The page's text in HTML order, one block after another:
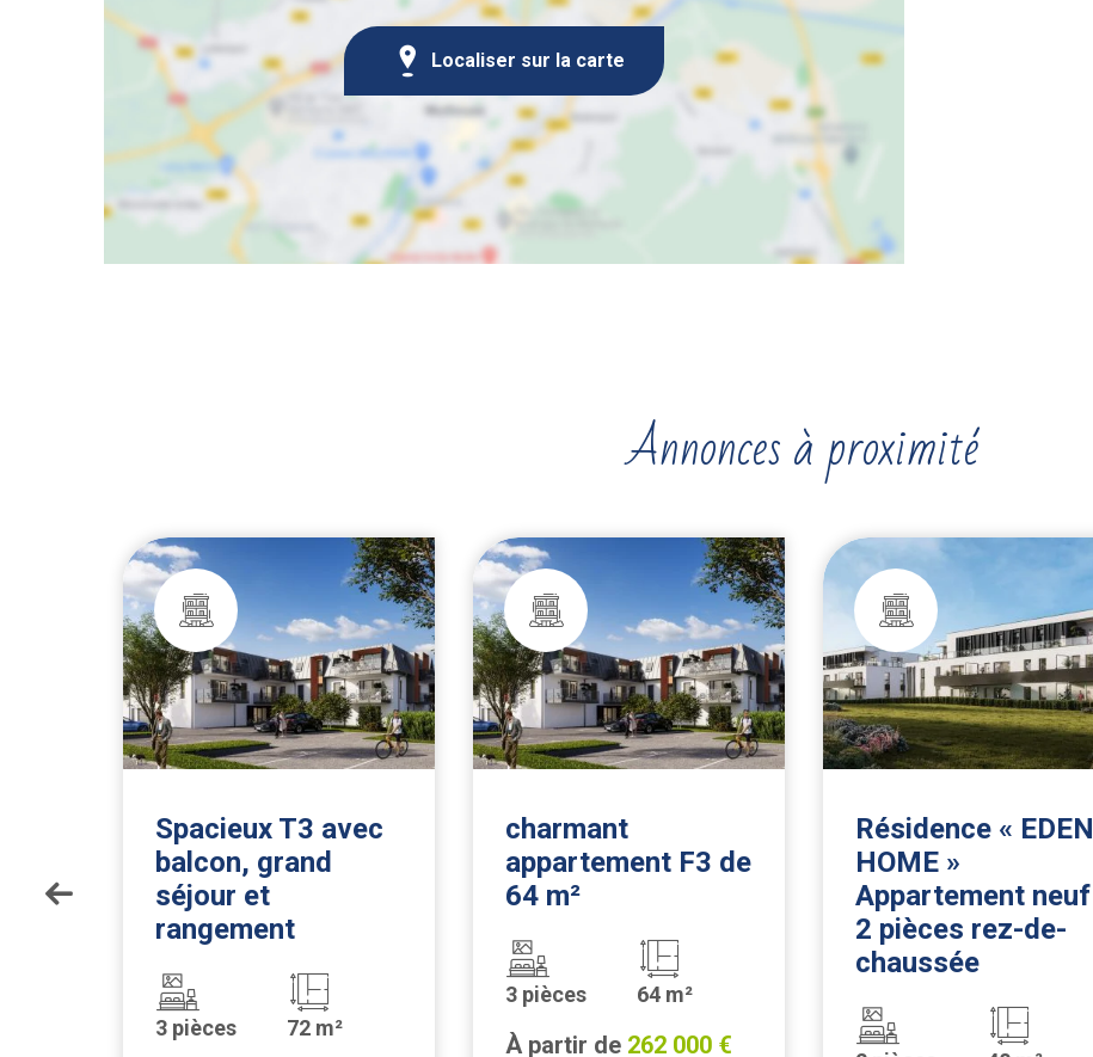
Localiser sur la carte
Annonces à proximité
Spacieux T3 avec
balcon, grand
séjour et
rangement
3 pièces 72 m²
charmant
appartement F3 de
64 m²
3 pièces 64 m²
À partir de 262 000 €
Résidence « EDEN
HOME »
Appartement neuf
2 pièces rez-de-
chaussée